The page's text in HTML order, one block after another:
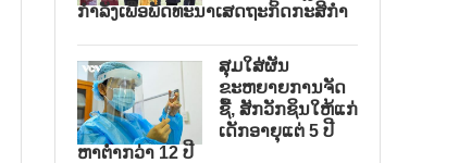
ກຳລັງເພື່ອພັດທະນາເສດຖະກິດກະສິກຳ
ສຸມໃສ່ຜັນ
ຂະຫຍາຍການຈັດ
ຊື້, ສັກວັກຊິນໃຫ້ແກ່
ເດັກອາຍຸແຕ່ 5 ປີ
ຫາຕ່ຳກວ່າ 12 ປີ